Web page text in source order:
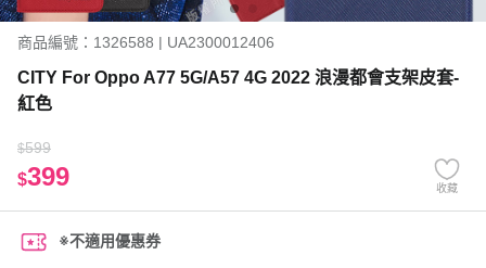
商品編號：1326588 | UA2300012406
CITY For Oppo A77 5G/A57 4G 2022 浪漫都會支架皮套-
紅色
$599
$399 收藏
※不適用優惠券